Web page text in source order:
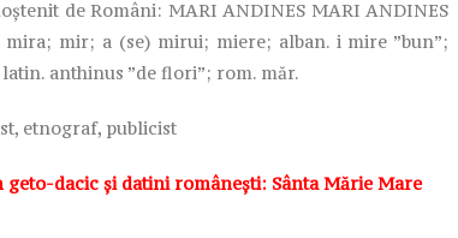
de Români: MARI ANDINES MARI ANDINES
mir; a (se) mirui; miere; alban. i mire ”bun”;
anthinus ”de flori”; rom. măr.
etnograf, publicist
geto-dacic și datini românești: Sânta Mărie Mare